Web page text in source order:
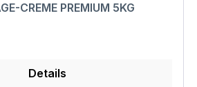
CREME PREMIUM 5KG
Details